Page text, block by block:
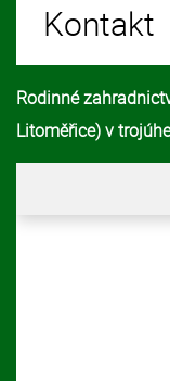
Kontakt
Rodinné
Litoměřice) v